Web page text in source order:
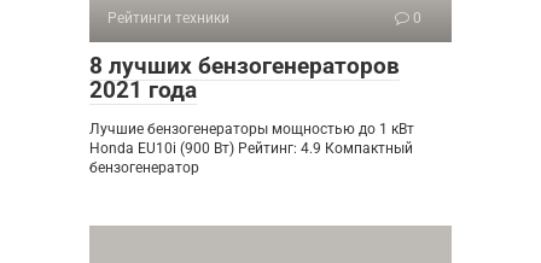
Рейтинги техники 0
8 лучших бензогенераторов
2021 года
Лучшие бензогенераторы мощностью до 1 кВт
Honda EU10i (900 Вт) Рейтинг: 4.9 Компактный
бензогенератор